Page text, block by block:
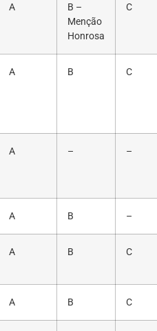
A
B –
Menção
Honrosa
C
A B C
A – –
A B –
A B C
A B C